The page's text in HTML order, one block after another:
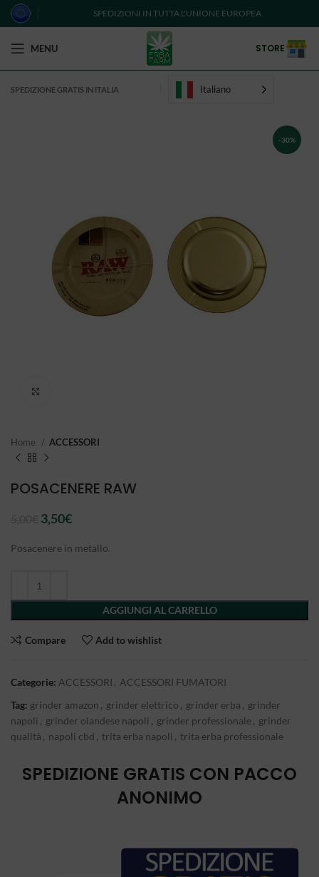
SPEDIZIONI IN TUTTA L'UNIONE EUROPEA
MENU STORE
SPEDIZIONE GRATIS IN ITALIA Italiano
-30%
Home ACCESSORI
POSACENERE RAW
Il
originale
3,50€Il
attuale
Posacenere in metallo.
AGGIUNGI AL CARRELLO
Compare Add to wishlist
Categorie: ACCESSORI , ACCESSORI FUMATORI
Tag: grinder amazon , grinder elettrico , grinder erba , grinder
napoli , grinder olandese napoli , grinder professionale, grinder
qualità , napoli cbd , trita erba napoli , trita erba professionale
SPEDIZIONE GRATIS CON PACCO
ANONIMO